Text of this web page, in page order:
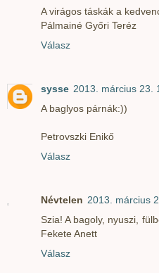
A virágos táskák a
Pálmainé Győri Teréz
Válasz
sysse 2013. március 23.
A baglyos párnák:))
Petrovszki Enikő
Válasz
Névtelen 2013. március
Szia! A bagoly, nyuszi,
Fekete Anett
Válasz